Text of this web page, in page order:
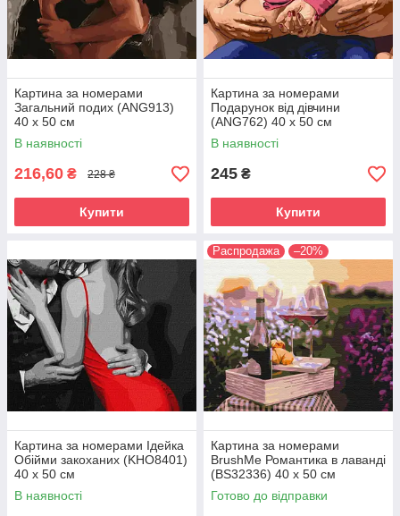
Картина за номерами
Загальний подих (ANG913)
40 х 50 см
В наявності
216,60 ₴ 228 ₴
Купити
Картина за номерами
Подарунок від дівчини
(ANG762) 40 х 50 см
В наявності
245 ₴
Купити
Картина за номерами Ідейка
Обійми закоханих (KHO8401)
40 х 50 см
В наявності
Распродажа –20%
Картина за номерами
BrushMe Романтика в лаванді
(BS32336) 40 х 50 см
Готово до відправки